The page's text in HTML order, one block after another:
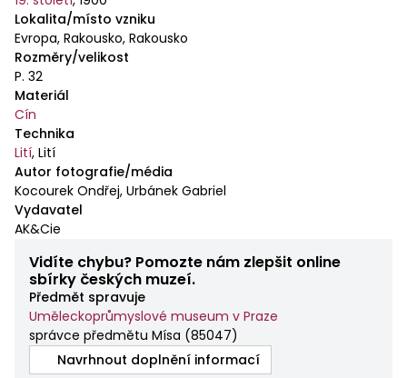
Lokalita/místo vzniku
Evropa, Rakousko, Rakousko
Rozměry/velikost
P. 32
Materiál
Cín
Technika
Lití, Lití
Autor fotografie/média
Kocourek Ondřej, Urbánek Gabriel
Vydavatel
AK&Cie
Vidíte chybu? Pomozte nám zlepšit online
sbírky českých muzeí.
Předmět spravuje
Uměleckoprůmyslové museum v Praze
správce předmětu Mísa (85047)
Navrhnout doplnění informací